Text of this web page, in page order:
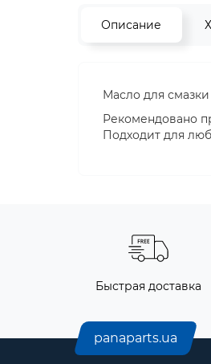
Описание
Масло для смазки
Рекомендовано
Подходит для
Быстрая доставка
panaparts.ua